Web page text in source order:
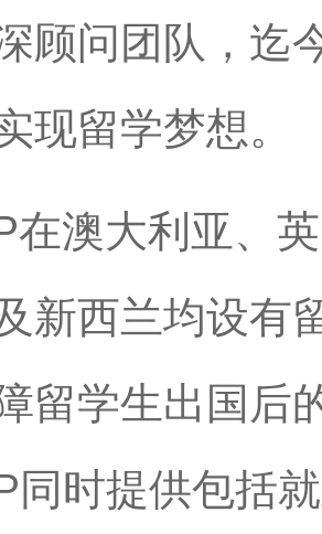
顾问团队，迄
现留学梦想。
澳大利亚、英
新西兰均设有
留学生出国后
同时提供包括